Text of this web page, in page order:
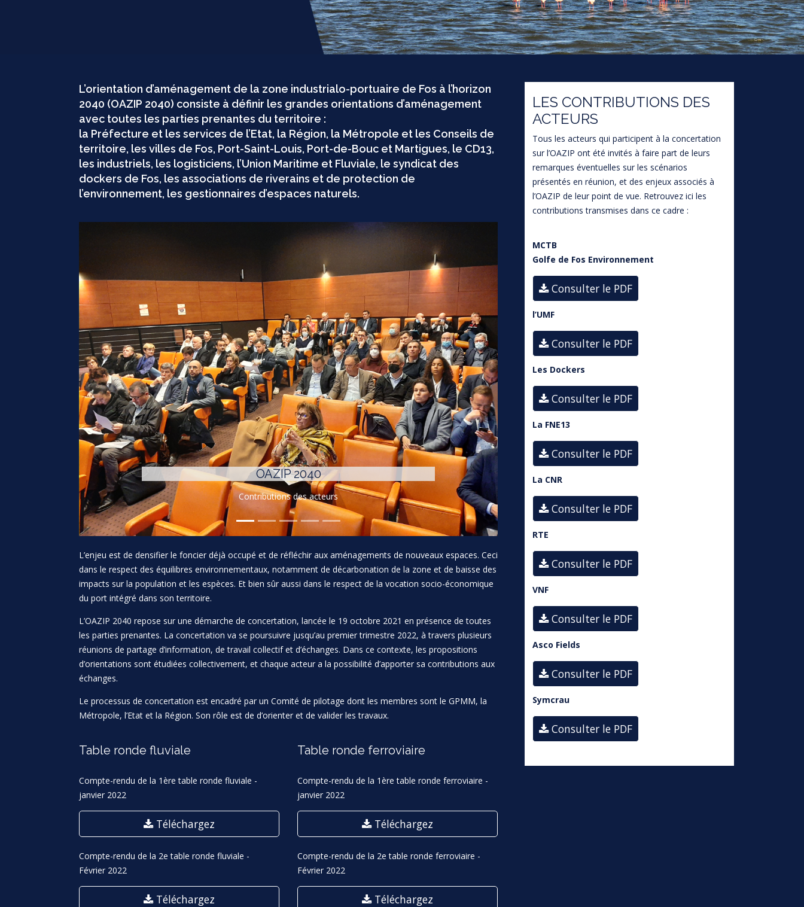
L’orientation d’aménagement de la zone industrialo-portuaire de Fos à l’horizon
2040 (OAZIP 2040) consiste à définir les grandes orientations d’aménagement
avec toutes les parties prenantes du territoire :
la Préfecture et les services de l’Etat, la Région, la Métropole et les Conseils de
territoire, les villes de Fos, Port-Saint-Louis, Port-de-Bouc et Martigues, le CD13,
les industriels, les logisticiens, l’Union Maritime et Fluviale, le syndicat des
dockers de Fos, les associations de riverains et de protection de
l’environnement, les gestionnaires d’espaces naturels.
OAZIP 2040
Contributions des acteurs
L’enjeu est de densifier le foncier déjà occupé et de réfléchir aux aménagements de nouveaux espaces. Ceci
dans le respect des équilibres environnementaux, notamment de décarbonation de la zone et de baisse des
impacts sur la population et les espèces. Et bien sûr aussi dans le respect de la vocation socio-économique
du port intégré dans son territoire.
L’OAZIP 2040 repose sur une démarche de concertation, lancée le 19 octobre 2021 en présence de toutes
les parties prenantes. La concertation va se poursuivre jusqu’au premier trimestre 2022, à travers plusieurs
réunions de partage d’information, de travail collectif et d’échanges. Dans ce contexte, les propositions
d’orientations sont étudiées collectivement, et chaque acteur a la possibilité d’apporter sa contributions aux
échanges.
Le processus de concertation est encadré par un Comité de pilotage dont les membres sont le GPMM, la
Métropole, l’Etat et la Région. Son rôle est de d’orienter et de valider les travaux.
Table ronde fluviale
Compte-rendu de la 1ère table ronde fluviale -
janvier 2022
Téléchargez
Compte-rendu de la 2e table ronde fluviale -
Février 2022
Téléchargez
Table ronde ferroviaire
Compte-rendu de la 1ère table ronde ferroviaire -
janvier 2022
Téléchargez
Compte-rendu de la 2e table ronde ferroviaire -
Février 2022
Téléchargez
LES CONTRIBUTIONS DES
ACTEURS
Tous les acteurs qui participent à la concertation
sur l’OAZIP ont été invités à faire part de leurs
remarques éventuelles sur les scénarios
présentés en réunion, et des enjeux associés à
l’OAZIP de leur point de vue. Retrouvez ici les
contributions transmises dans ce cadre :
MCTB
Golfe de Fos Environnement
Consulter le PDF
l’UMF
Consulter le PDF
Les Dockers
Consulter le PDF
La FNE13
Consulter le PDF
La CNR
Consulter le PDF
RTE
Consulter le PDF
VNF
Consulter le PDF
Asco Fields
Consulter le PDF
Symcrau
Consulter le PDF